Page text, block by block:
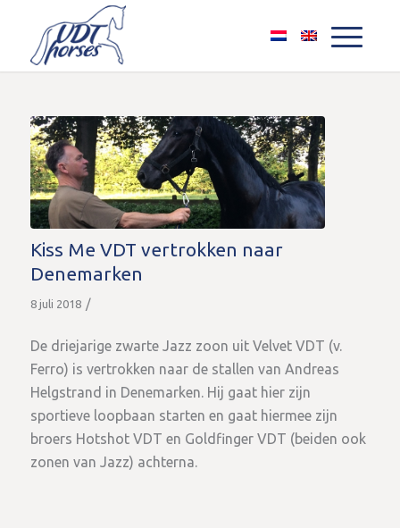
Kiss Me VDT vertrokken naar
Denemarken
8 juli 2018 /
De driejarige zwarte Jazz zoon uit Velvet VDT (v.
Ferro) is vertrokken naar de stallen van Andreas
Helgstrand in Denemarken. Hij gaat hier zijn
sportieve loopbaan starten en gaat hiermee zijn
broers Hotshot VDT en Goldfinger VDT (beiden ook
zonen van Jazz) achterna.